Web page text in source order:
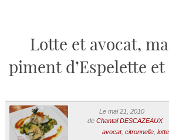
Lotte et avocat,
piment d’Espelette
Le mai 21, 2010
de Chantal DESCAZEAUX
avocat, citronnelle, lotte,